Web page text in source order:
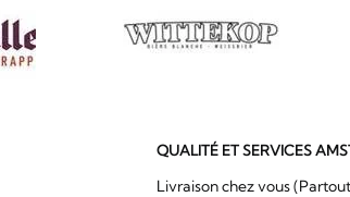
QUALITÉ ET SERVICES
Livraison chez vous